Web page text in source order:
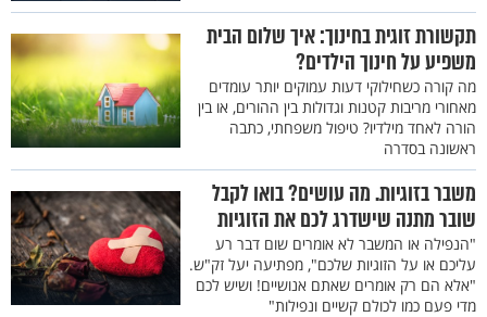
תקשורת זוגית בחינוך: איך שלום הבית
משפיע על חינוך הילדים?
מה קורה כשחילוקי דעות עמוקים יותר עומדים
מאחורי מריבות קטנות וגדולות בין ההורים, או בין
הורה לאחד מילדיו? טיפול משפחתי, כתבה
ראשונה בסדרה
משבר בזוגיות. מה עושים? בואו לקבל
שובר מתנה שישדרג לכם את הזוגיות
"הנפילה או המשבר לא אומרים שום דבר רע
עליכם או על הזוגיות שלכם", מפתיעה יעל זק"ש.
"אלא הם רק אומרים שאתם אנושיים! ושיש לכם
מדי פעם כמו לכולם קשיים ונפילות"